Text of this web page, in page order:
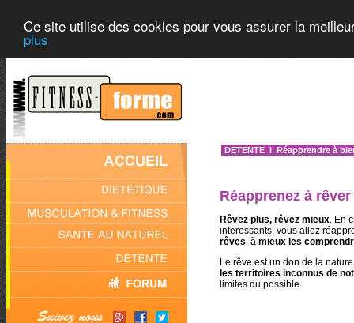
Ce site utilise des cookies pour vous assurer la
plus
DETENTE I Réapprendre à
Réapprenez à rêver
Rêvez plus, rêvez mieux. En
interessants, vous allez
rêves, à mieux les
Le rêve est un don de la
les territoires inconnus de
limites du possible.